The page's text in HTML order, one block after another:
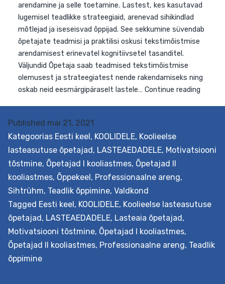
Eesmärk Suunata mõistma, kui oluline on laste
lugemisoskuse ja sügavama tekstimõistmise
arendamine ja selle toetamine. Lastest, kes kasutavad
lugemisel teadlikke strateegiaid, arenevad sihikindlad
mõtlejad ja iseseisvad õppijad. See sekkumine
õpetajate teadmisi ja praktilisi oskusi tekstimõistmise
arendamisest erinevatel kognitiivsetel tasanditel.
Väljundid Õpetaja saab teadmised tekstimõistmise
Published mai 21, 2021
Kategoorias Eesti keel, KOOLIDELE, Koolieelse
lasteasutuse õpetajad, LASTEAEDADELE, Motivatsiooni
tõstmine, Õpetajad I kooliastmes, Õpetajad II
kooliastmes, Õppekeel, Professionaalne areng,
Sihtrühm, Teadlik õppimine, Valdkond
Tagged Eesti keel, KOOLIDELE, Koolieelse lasteasutuse
õpetajad, LASTEAEDADELE, Lasteaia õpetajad,
Motivatsiooni tõstmine, Õpetajad I kooliastmes,
Õpetajad II kooliastmes, Professionaalne areng, Teadlik
õppimine